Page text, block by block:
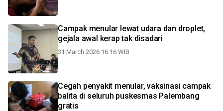
Campak menular lewat udara dan droplet,
gejala awal kerap tak disadari
31 March 2026 16:16 WIB
Cegah penyakit menular, vaksinasi campak
balita di seluruh puskesmas Palembang
gratis